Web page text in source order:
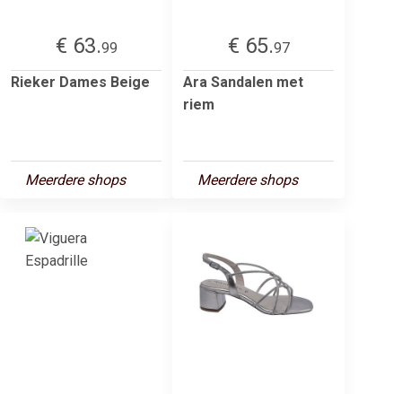
€ 63.99
Rieker Dames Beige
Meerdere shops
€ 65.97
Ara Sandalen met
riem
Meerdere shops